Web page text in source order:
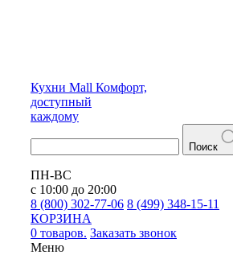
Кухни Mall Комфорт,
доступный
каждому
Поиск
ПН-ВС
с 10:00 до 20:00
8 (800) 302-77-06 8 (499) 348-15-11
КОРЗИНА
0 товаров. Заказать звонок
Меню